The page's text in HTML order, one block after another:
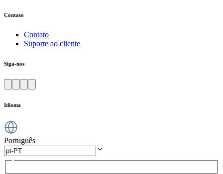
Contato
Contato
Suporte ao cliente
Siga-nos
Idioma
Português